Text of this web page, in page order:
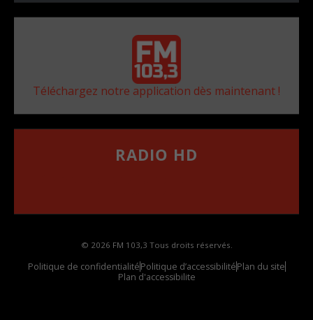
Téléchargez notre application dès maintenant !
RADIO HD
© 2026 FM 103,3 Tous droits réservés.
Politique de confidentialitéPolitique d’accessibilitéPlan du site
Plan d'accessibilite